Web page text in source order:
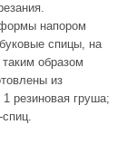
напором
спицы, на
образом
из
резиновая груша;